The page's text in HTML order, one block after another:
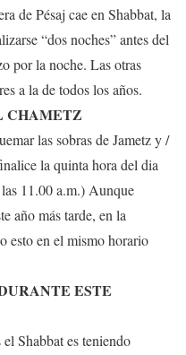
de Pésaj cae en Shabbat, la
“dos noches” antes del
por la noche. Las otras
a la de todos los años.
CHAMETZ
las sobras de Jametz y /
la quinta hora del dia
11.00 a.m.) Aunque
año más tarde, en la
esto en el mismo horario
ESTE
Shabbat es teniendo